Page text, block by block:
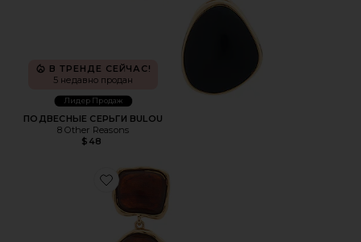
В ТРЕНДЕ СЕЙЧАС!
5 недавно продан
Лидер Продаж
ПОДВЕСНЫЕ СЕРЬГИ BULOU
8 Other Reasons
$48
Favorite ПОДВЕСНЫЕ СЕРЬГИ JUBA